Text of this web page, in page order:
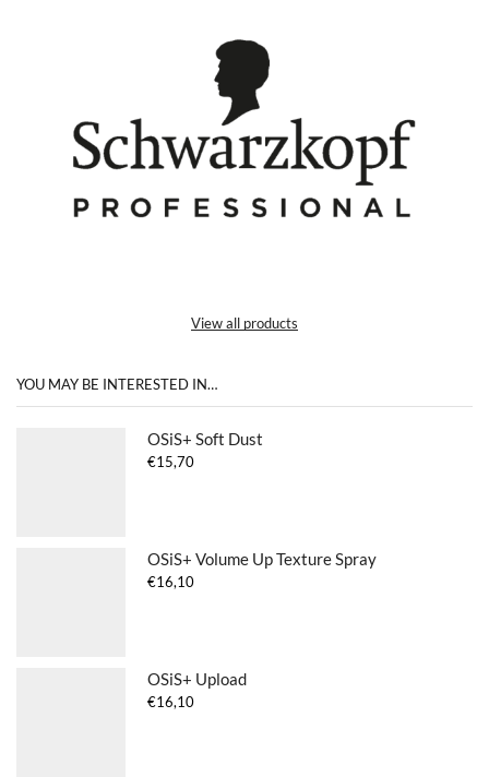
View all products
YOU MAY BE INTERESTED IN…
OSiS+ Soft Dust
€15,70
OSiS+ Volume Up Texture Spray
€16,10
OSiS+ Upload
€16,10